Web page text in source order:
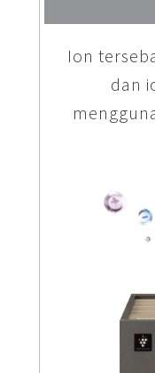
Ion
dan